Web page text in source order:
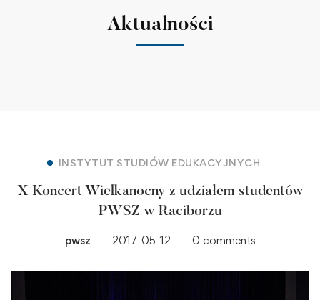
Aktualności
INSTYTUT STUDIÓW EDUKACYJNYCH
X Koncert Wielkanocny z udziałem studentów
PWSZ w Raciborzu
pwsz 2017-05-12 0 comments